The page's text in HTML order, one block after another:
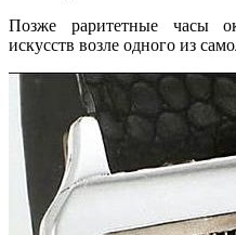
Позже раритетные часы
искусств возле одного из